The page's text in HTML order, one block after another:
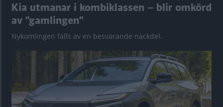
Kia utmanar i kombiklassen – blir omkörd
av ”gamlingen”
Nykomlingen fälls av en besvärande nackdel.